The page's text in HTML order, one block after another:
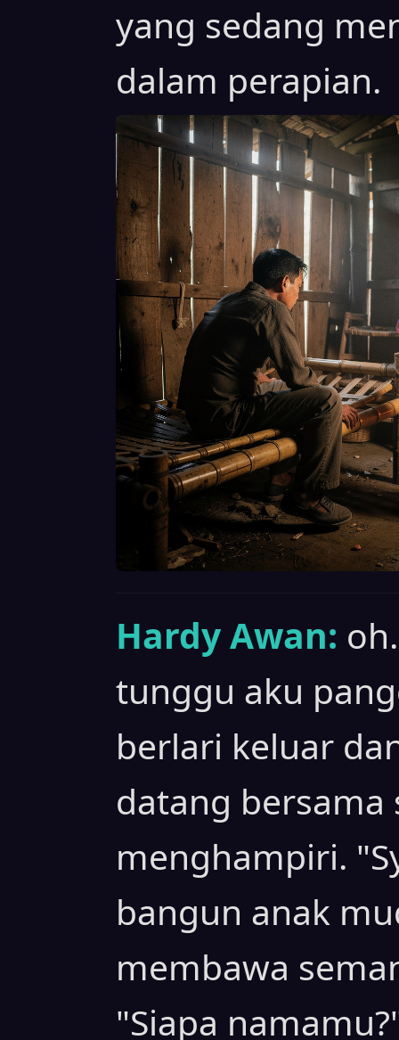
yang sedang
dalam perapian.
Hardy Awan:
tunggu aku
berlari keluar
datang bersama
menghampiri.
bangun anak
membawa
"Siapa